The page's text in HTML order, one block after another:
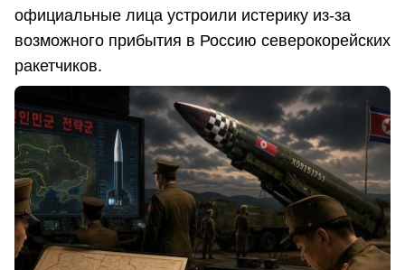
официальные лица устроили истерику из-за
возможного прибытия в Россию северокорейских
ракетчиков.